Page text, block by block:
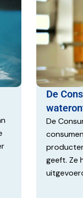
De
De
geeft. Ze